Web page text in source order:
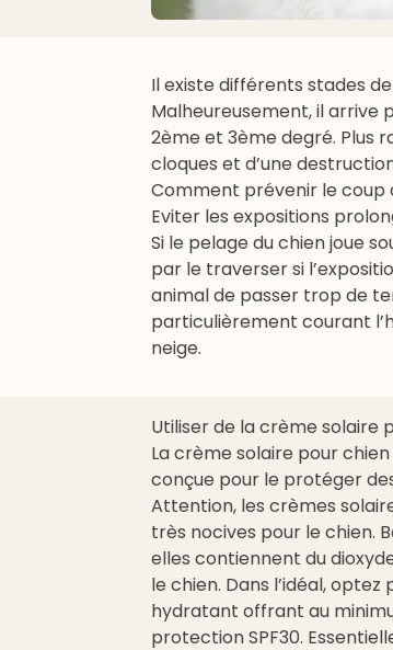
Il existe différents stades
Malheureusement, il arrive
2ème et 3ème degré. Plus
cloques et d’une
Comment prévenir le coup
Eviter les expositions
Si le pelage du chien joue
par le traverser si
animal de passer trop de
particulièrement courant
neige.
Utiliser de la crème solaire
La crème solaire pour
conçue pour le protéger
Attention, les crèmes
très nocives pour le chien.
elles contiennent du
le chien. Dans l’idéal, optez
hydratant offrant au
protection SPF30.